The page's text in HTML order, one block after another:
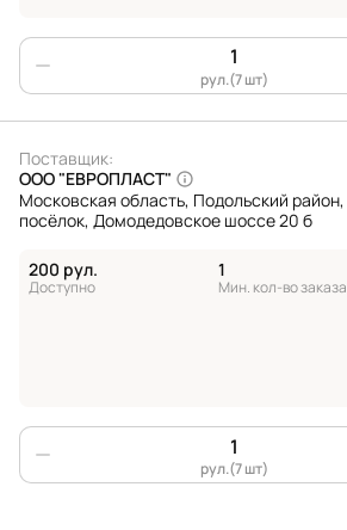
рул.(7 шт)
Поставщик:
ООО "ЕВРОПЛАСТ"
Московская область, Подольский
посёлок, Домодедовское шоссе 20 б
Мин. кол-во заказа
1
Доступно
200 рул.
рул.(7 шт)